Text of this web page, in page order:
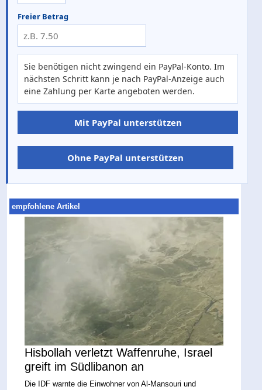
Freier Betrag
Sie benötigen nicht zwingend ein PayPal-Konto. Im
nächsten Schritt kann je nach PayPal-Anzeige auch
eine Zahlung per Karte angeboten werden.
Mit PayPal unterstützen
Ohne PayPal unterstützen
empfohlene Artikel
Hisbollah verletzt Waffenruhe, Israel
greift im Südlibanon an
Die IDF warnte die Einwohner von Al-Mansouri und